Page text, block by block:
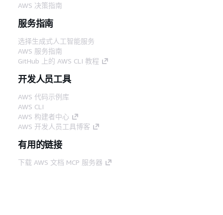
AWS 决策指南
服务指南
选择生成式人工智能服务
AWS 服务指南
GitHub 上的 AWS CLI 教程
开发人员工具
AWS 代码示例库
AWS CLI
AWS 构建者中心
AWS 开发人员工具博客
有用的链接
下载 AWS 文档 MCP 服务器